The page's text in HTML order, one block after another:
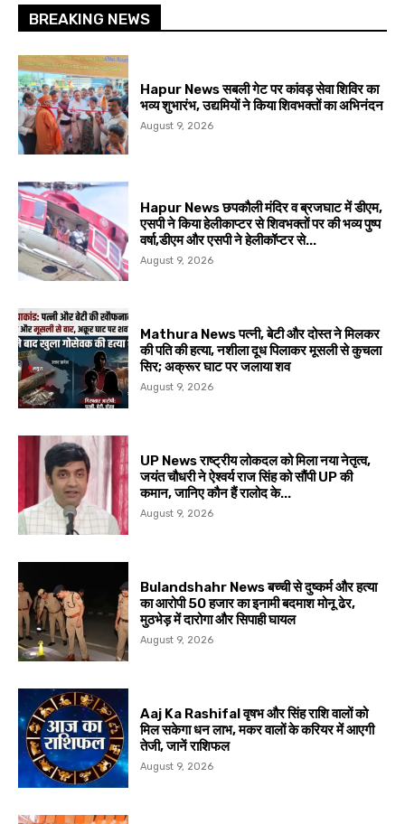
BREAKING NEWS
Hapur News सबली गेट पर कांवड़ सेवा शिविर का
भव्य शुभारंभ, उद्यमियों ने किया शिवभक्तों का अभिनंदन
August 9, 2026
Hapur News छपकौली मंदिर व ब्रजघाट में डीएम,
एसपी ने किया हेलीकाप्टर से शिवभक्तों पर की भव्य पुष्प
वर्षा,डीएम और एसपी ने हेलीकॉप्टर से...
August 9, 2026
Mathura News पत्नी, बेटी और दोस्त ने मिलकर
की पति की हत्या, नशीला दूध पिलाकर मूसली से कुचला
सिर; अक्रूर घाट पर जलाया शव
August 9, 2026
UP News राष्ट्रीय लोकदल को मिला नया नेतृत्व,
जयंत चौधरी ने ऐश्वर्य राज सिंह को सौंपी UP की
कमान, जानिए कौन हैं रालोद के...
August 9, 2026
Bulandshahr News बच्ची से दुष्कर्म और हत्या
का आरोपी 50 हजार का इनामी बदमाश मोनू ढेर,
मुठभेड़ में दारोगा और सिपाही घायल
August 9, 2026
Aaj Ka Rashifal वृषभ और सिंह राशि वालों को
मिल सकेगा धन लाभ, मकर वालों के करियर में आएगी
तेजी, जानें राशिफल
August 9, 2026